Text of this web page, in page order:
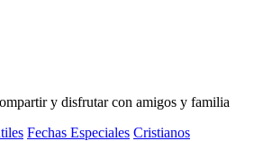
y disfrutar con amigos y familia
Fechas Especiales Cristianos